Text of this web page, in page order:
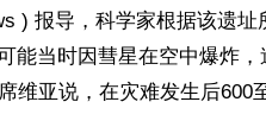
) 报导，科学家根据该遗
能当时因彗星在空中爆炸
维亚说，在灾难发生后600